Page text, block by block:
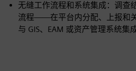
无缝工作流程和系统集成：调查
流程——在平台内分配、上报和
与 GIS、EAM 或资产管理系统集成